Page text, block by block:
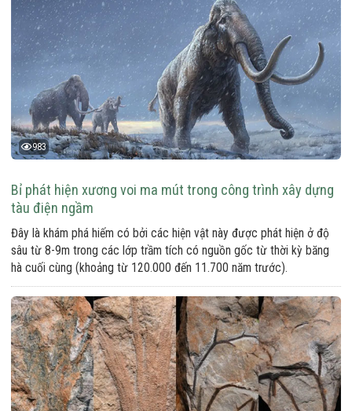
983
Bỉ phát hiện xương voi ma mút trong công trình xây dựng
tàu điện ngầm
Đây là khám phá hiếm có bởi các hiện vật này được phát hiện ở độ
sâu từ 8-9m trong các lớp trầm tích có nguồn gốc từ thời kỳ băng
hà cuối cùng (khoảng từ 120.000 đến 11.700 năm trước).